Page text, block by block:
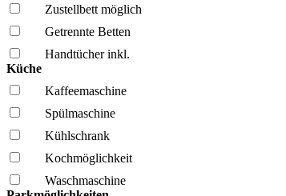
Zustellbett möglich
Getrennte Betten
Handtücher inkl.
Küche
Kaffee­maschine
Spül­maschine
Kühl­schrank
Kochmöglich­keit
Wasch­maschine